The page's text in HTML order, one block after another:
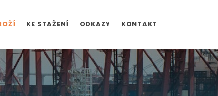
KE STAŽENÍ ODKAZY KONTAKT